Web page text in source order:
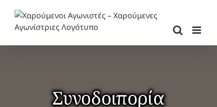
περιεχόμενο
Συνοδοιπορία